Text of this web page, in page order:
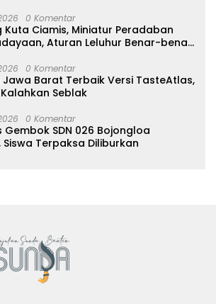
0 Komentar
Kuta Ciamis, Miniatur Peradaban
Aturan Leluhur Benar-benar
0 Komentar
Jawa Barat Terbaik Versi TasteAtlas,
Seblak
0 Komentar
Gembok SDN 026 Bojongloa
Siswa Terpaksa Diliburkan